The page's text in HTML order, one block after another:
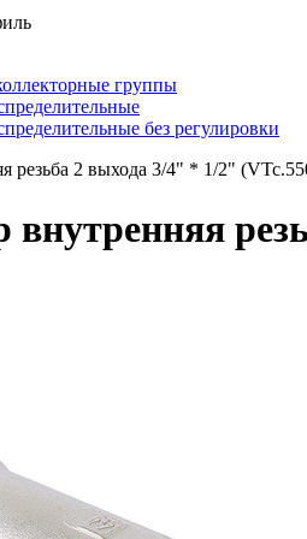
группы
без регулировки
резьба 2 выхода 3/4" * 1/2"
внутренняя